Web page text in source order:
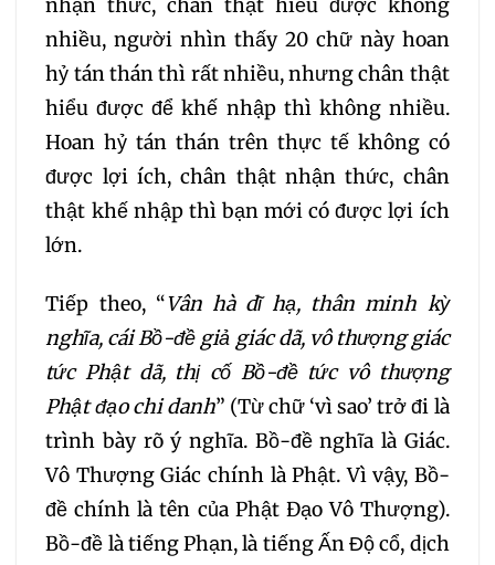
328 329 330
331 332 333
334 335 336
337 338 339
343 344 345
346 347 348
349 350 351
352 353 354
nhận thức, chân thật hiểu được không
nhiều, người nhìn thấy 20 chữ này hoan
hỷ tán thán thì rất nhiều, nhưng chân thật
hiểu được để khế nhập thì không nhiều.
Hoan hỷ tán thán trên thực tế không có
được lợi ích, chân thật nhận thức, chân
thật khế nhập thì bạn mới có được lợi ích
lớn.
Tiếp theo, “Vân hà dĩ hạ, thân minh kỳ
nghĩa, cái Bồ-đề giả giác dã, vô thượng giác
tức Phật dã, thị cố Bồ-đề tức vô thượng
Phật đạo chi danh” (Từ chữ ‘vì sao’ trở đi là
trình bày rõ ý nghĩa. Bồ-đề nghĩa là Giác.
Vô Thượng Giác chính là Phật. Vì vậy, Bồ-
đề chính là tên của Phật Ðạo Vô Thượng).
Bồ-đề là tiếng Phạn, là tiếng Ấn Độ cổ, dịch